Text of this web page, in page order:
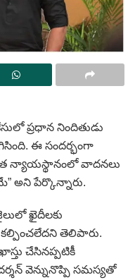
ప్రధాన నిందితుడు
ఈ సందర్భంగా
న్యాయస్థానంలో వాదనలు
అని పేర్కొన్నారు.
ఖైదీలకు
తెలిపారు.
చేసినప్పటికీ
వెన్నునొప్పి సమస్యతో